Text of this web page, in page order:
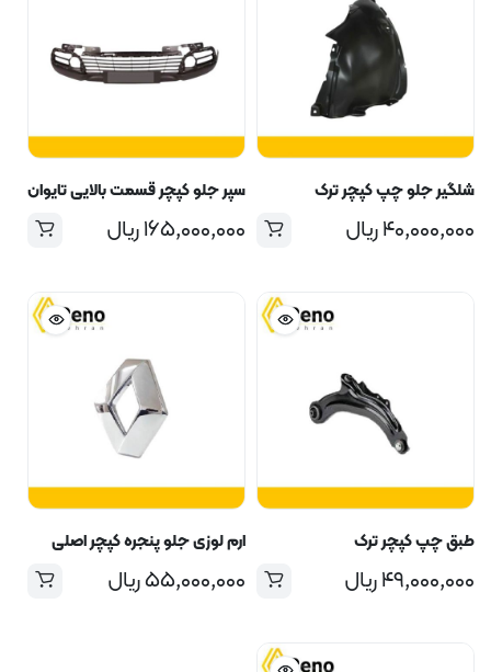
شلگیر جلو چپ کپچر ترک
۴۰,۰۰۰,۰۰۰ریال
سپر جلو کپچر قسمت بالایی تایوان
۱۶۵,۰۰۰,۰۰۰ریال
طبق چپ کپچر ترک
۴۹,۰۰۰,۰۰۰ریال
ارم لوزی جلو پنجره کپچر اصلی
۵۵,۰۰۰,۰۰۰ریال